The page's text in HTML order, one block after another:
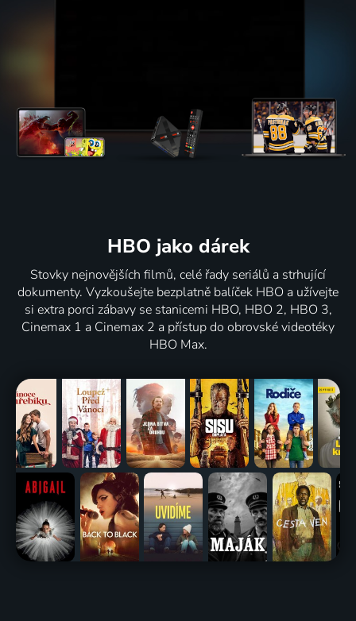
HBO jako dárek
Stovky nejnovějších filmů, celé řady seriálů a strhující
dokumenty. Vyzkoušejte bezplatně balíček HBO a užívejte
si extra porci zábavy se stanicemi HBO, HBO 2, HBO 3,
Cinemax 1 a Cinemax 2 a přístup do obrovské videotéky
HBO Max.